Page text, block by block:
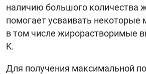
наличию большого количества
помогает усваивать
в том числе жирорастворимые
K.
Для получения максимальной